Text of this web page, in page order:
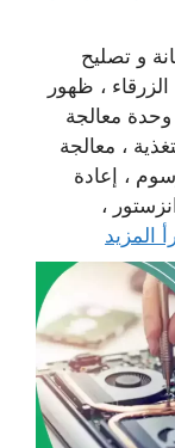
و تصليح
، ظهور
معالجة
، معالجة
، إعادة
،
المزيد